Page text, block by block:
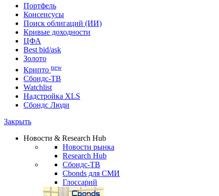
Портфель
Консенсусы
Поиск облигаций (ИИ)
Кривые доходности
ЦФА
Best bid/ask
Золото
Крипто new
Сбондс-ТВ
Watchlist
Надстройка XLS
Сбондс Люди
Закрыть
Новости & Research Hub
Новости рынка
Research Hub
Сбондс-ТВ
Cbonds для СМИ
Глоссарий